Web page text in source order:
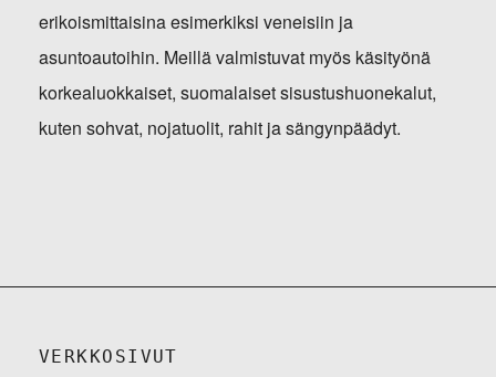
erikoismittaisina esimerkiksi veneisiin ja
asuntoautoihin. Meillä valmistuvat myös käsityönä
korkealuokkaiset, suomalaiset sisustushuonekalut,
kuten sohvat, nojatuolit, rahit ja sängynpäädyt.
VERKKOSIVUT